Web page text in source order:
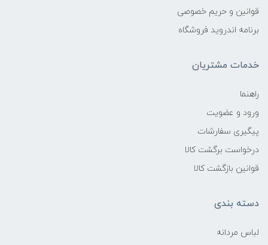
قوانین و حریم خصوصی
برنامه اندروید فروشگاه
خدمات مشتریان
راهنما
ورود و عضویت
پیگیری سفارشات
درخواست برگشت کالا
قوانین بازگشت کالا
دسته بندی
لباس مردانه